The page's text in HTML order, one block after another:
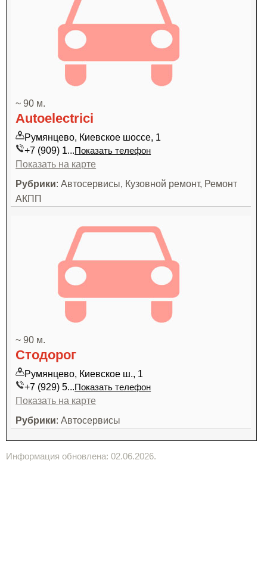
~ 90 м.
Autoelectrici
Румянцево, Киевское шоссе, 1
+7 (909) 1...Показать телефон
Показать на карте
Рубрики: Автосервисы, Кузовной ремонт, Ремонт
АКПП
~ 90 м.
Стодорог
Румянцево, Киевское ш., 1
+7 (929) 5...Показать телефон
Показать на карте
Рубрики: Автосервисы
Информация обновлена: 02.06.2026.